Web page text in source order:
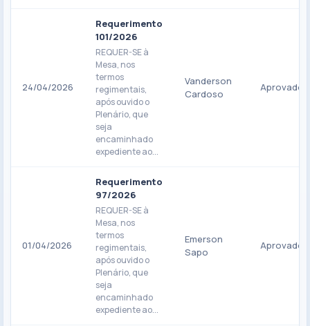
24/04/2026
Requerimento
101/2026
REQUER-SE à
Mesa, nos
termos
regimentais,
após ouvido o
Plenário, que
seja
encaminhado
expediente ao...
Vanderson
Cardoso
Aprovado
01/04/2026
Requerimento
97/2026
REQUER-SE à
Mesa, nos
termos
regimentais,
após ouvido o
Plenário, que
seja
encaminhado
expediente ao...
Emerson
Sapo
Aprovado